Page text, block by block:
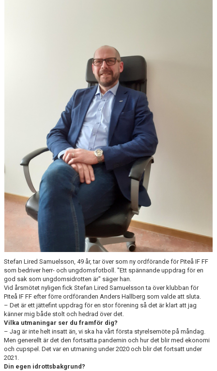
Stefan Lired Samuelsson, 49 år, tar över som ny ordförande för Piteå IF FF
som bedriver herr- och ungdomsfotboll. "Ett spännande uppdrag för en
god sak som ungdomsidrotten är" säger han.
Vid årsmötet nyligen fick Stefan Lired Samuelsson ta över klubban för
Piteå IF FF efter förre ordföranden Anders Hallberg som valde att sluta.
– Det är ett jättefint uppdrag för en stor förening så det är klart att jag
känner mig både stolt och hedrad över det.
Vilka utmaningar ser du framför dig?
– Jag är inte helt insatt än, vi ska ha vårt första styrelsemöte på måndag.
Men generellt är det den fortsatta pandemin och hur det blir med ekonomi
och cupspel. Det var en utmaning under 2020 och blir det fortsatt under
2021.
Din egen idrottsbakgrund?